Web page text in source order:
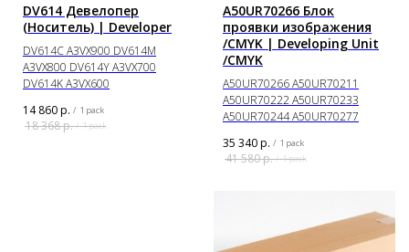
DV614 Девелопер
(Носитель) | Developer
DV614C A3VX900 DV614M
A3VX800 DV614Y A3VX700
DV614K A3VX600
14 860р. / 1 pack
18 368р. / 1 pack
A50UR70266 Блок
проявки изображения
/CMYK | Developing Unit
/CMYK
A50UR70266 A50UR70211
A50UR70222 A50UR70233
A50UR70244 A50UR70277
35 340р. / 1 pack
41 580р. / 1 pack